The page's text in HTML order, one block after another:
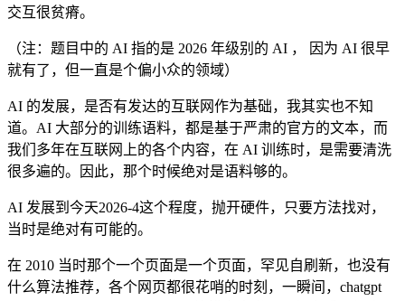
交互很贫瘠。
（注：题目中的 AI 指的是 2026 年级别的 AI ， 因为 AI 很早
就有了，但一直是个偏小众的领域）
AI 的发展，是否有发达的互联网作为基础，我其实也不知
道。AI 大部分的训练语料，都是基于严肃的官方的文本，而
我们多年在互联网上的各个内容，在 AI 训练时，是需要清洗
很多遍的。因此，那个时候绝对是语料够的。
AI 发展到今天2026-4这个程度，抛开硬件，只要方法找对，
当时是绝对有可能的。
在 2010 当时那个一个页面是一个页面，罕见自刷新，也没有
什么算法推荐，各个网页都很花哨的时刻，一瞬间，chatgpt